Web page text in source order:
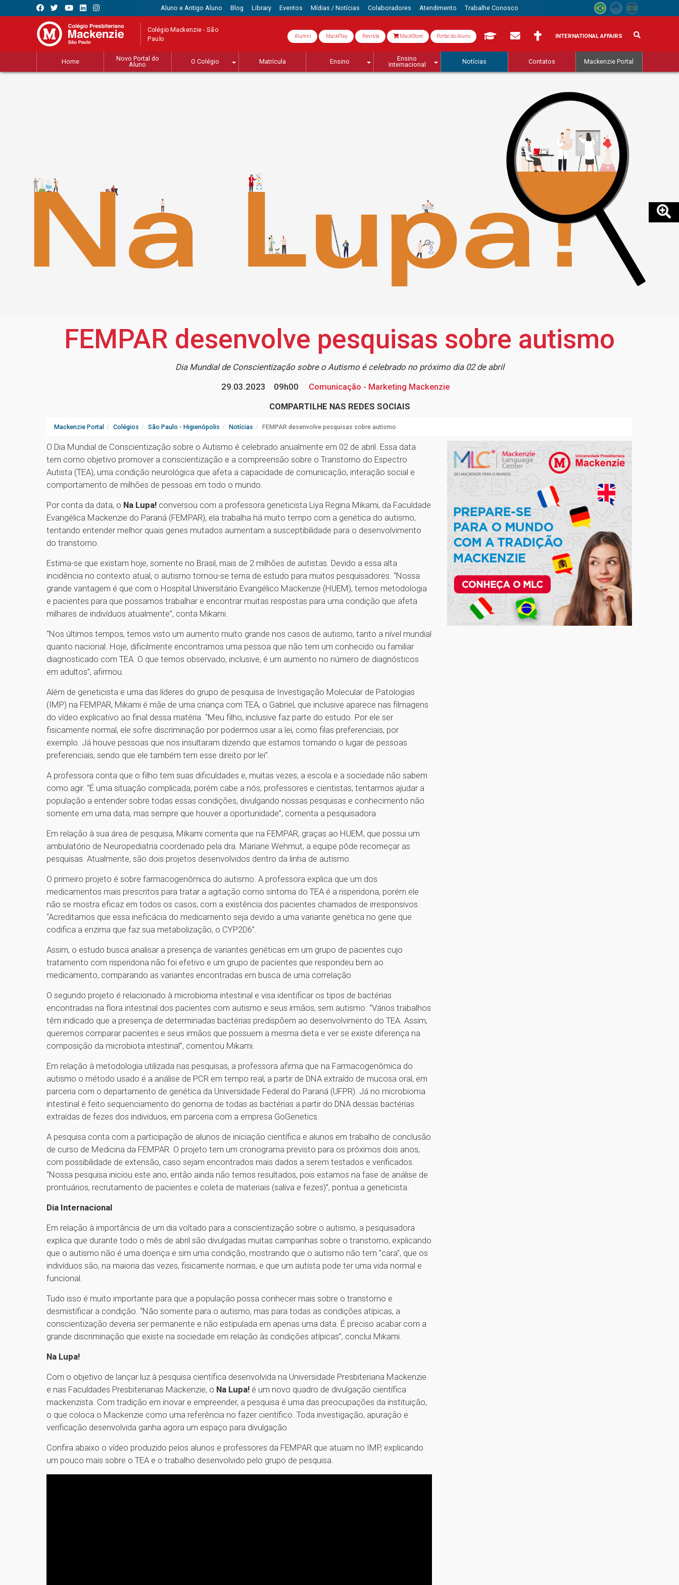
Aluno e Antigo Aluno Blog Library Eventos Mídias / Notícias Colaboradores Atendimento Trabalhe Conosco
Colégio Mackenzie - São
Paulo Alumni MackPlay Revista MackStore Portal do Aluno INTERNATIONAL AFFAIRS
Home
Novo Portal do
Aluno
O Colégio Matrícula Ensino
Ensino
Internacional
Notícias Contatos Mackenzie Portal
FEMPAR desenvolve pesquisas sobre autismo
Dia Mundial de Conscientização sobre o Autismo é celebrado no próximo dia 02 de abril
29.03.2023
09h00
Comunicação - Marketing Mackenzie
COMPARTILHE NAS REDES SOCIAIS
Mackenzie Portal Colégios São Paulo - Higienópolis Notícias FEMPAR desenvolve pesquisas sobre autismo
O Dia Mundial de Conscientização sobre o Autismo é celebrado anualmente em 02 de abril. Essa data
tem como objetivo promover a conscientização e a compreensão sobre o Transtorno do Espectro
Autista (TEA), uma condição neurológica que afeta a capacidade de comunicação, interação social e
comportamento de milhões de pessoas em todo o mundo.
Por conta da data, o Na Lupa! conversou com a professora geneticista Liya Regina Mikami, da Faculdade
Evangélica Mackenzie do Paraná (FEMPAR), ela trabalha há muito tempo com a genética do autismo,
tentando entender melhor quais genes mutados aumentam a susceptibilidade para o desenvolvimento
do transtorno.
Estima-se que existam hoje, somente no Brasil, mais de 2 milhões de autistas. Devido a essa alta
incidência no contexto atual, o autismo tornou-se tema de estudo para muitos pesquisadores. “Nossa
grande vantagem é que com o Hospital Universitário Evangélico Mackenzie (HUEM), temos metodologia
e pacientes para que possamos trabalhar e encontrar muitas respostas para uma condição que afeta
milhares de indivíduos atualmente”, conta Mikami.
“Nos últimos tempos, temos visto um aumento muito grande nos casos de autismo, tanto a nível mundial
quanto nacional. Hoje, dificilmente encontramos uma pessoa que não tem um conhecido ou familiar
diagnosticado com TEA. O que temos observado, inclusive, é um aumento no número de diagnósticos
em adultos”, afirmou.
Além de geneticista e uma das líderes do grupo de pesquisa de Investigação Molecular de Patologias
(IMP) na FEMPAR, Mikami é mãe de uma criança com TEA, o Gabriel, que inclusive aparece nas filmagens
do vídeo explicativo ao final dessa matéria. “Meu filho, inclusive faz parte do estudo. Por ele ser
fisicamente normal, ele sofre discriminação por podermos usar a lei, como filas preferenciais, por
exemplo. Já houve pessoas que nos insultaram dizendo que estamos tomando o lugar de pessoas
preferenciais, sendo que ele também tem esse direito por lei”.
A professora conta que o filho tem suas dificuldades e, muitas vezes, a escola e a sociedade não sabem
como agir. “É uma situação complicada, porém cabe a nós, professores e cientistas, tentarmos ajudar a
população a entender sobre todas essas condições, divulgando nossas pesquisas e conhecimento não
somente em uma data, mas sempre que houver a oportunidade”, comenta a pesquisadora.
Em relação à sua área de pesquisa, Mikami comenta que na FEMPAR, graças ao HUEM, que possui um
ambulatório de Neuropediatria coordenado pela dra. Mariane Wehmut, a equipe pôde recomeçar as
pesquisas. Atualmente, são dois projetos desenvolvidos dentro da linha de autismo.
O primeiro projeto é sobre farmacogenômica do autismo. A professora explica que um dos
medicamentos mais prescritos para tratar a agitação como sintoma do TEA é a risperidona, porém ele
não se mostra eficaz em todos os casos, com a existência dos pacientes chamados de irresponsivos.
“Acreditamos que essa ineficácia do medicamento seja devido a uma variante genética no gene que
codifica a enzima que faz sua metabolização, o CYP2D6”.
Assim, o estudo busca analisar a presença de variantes genéticas em um grupo de pacientes cujo
tratamento com risperidona não foi efetivo e um grupo de pacientes que respondeu bem ao
medicamento, comparando as variantes encontradas em busca de uma correlação.
O segundo projeto é relacionado à microbioma intestinal e visa identificar os tipos de bactérias
encontradas na flora intestinal dos pacientes com autismo e seus irmãos, sem autismo. “Vários trabalhos
têm indicado que a presença de determinadas bactérias predispõem ao desenvolvimento do TEA. Assim,
queremos comparar pacientes e seus irmãos que possuem a mesma dieta e ver se existe diferença na
composição da microbiota intestinal”, comentou Mikami.
Em relação à metodologia utilizada nas pesquisas, a professora afirma que na Farmacogenômica do
autismo o método usado é a análise de PCR em tempo real, a partir de DNA extraído de mucosa oral, em
parceria com o departamento de genética da Universidade Federal do Paraná (UFPR). Já no microbioma
intestinal é feito sequenciamento do genoma de todas as bactérias a partir do DNA dessas bactérias
extraídas de fezes dos individuos, em parceria com a empresa GoGenetics.
A pesquisa conta com a participação de alunos de iniciação científica e alunos em trabalho de conclusão
de curso de Medicina da FEMPAR. O projeto tem um cronograma previsto para os próximos dois anos,
com possibilidade de extensão, caso sejam encontrados mais dados a serem testados e verificados.
“Nossa pesquisa iniciou este ano, então ainda não temos resultados, pois estamos na fase de análise de
prontuários, recrutamento de pacientes e coleta de materiais (saliva e fezes)”, pontua a geneticista.
Dia Internacional
Em relação à importância de um dia voltado para a conscientização sobre o autismo, a pesquisadora
explica que durante todo o mês de abril são divulgadas muitas campanhas sobre o transtorno, explicando
que o autismo não é uma doença e sim uma condição, mostrando que o autismo não tem "cara", que os
indivíduos são, na maioria das vezes, fisicamente normais, e que um autista pode ter uma vida normal e
funcional.
Tudo isso é muito importante para que a população possa conhecer mais sobre o transtorno e
desmistificar a condição. “Não somente para o autismo, mas para todas as condições atípicas, a
conscientização deveria ser permanente e não estipulada em apenas uma data. É preciso acabar com a
grande discriminação que existe na sociedade em relação às condições atípicas”, conclui Mikami.
Na Lupa!
Com o objetivo de lançar luz à pesquisa científica desenvolvida na Universidade Presbiteriana Mackenzie
e nas Faculdades Presbiterianas Mackenzie, o Na Lupa! é um novo quadro de divulgação científica
mackenzista. Com tradição em inovar e empreender, a pesquisa é uma das preocupações da instituição,
o que coloca o Mackenzie como uma referência no fazer científico. Toda investigação, apuração e
verificação desenvolvida ganha agora um espaço para divulgação.
Confira abaixo o vídeo produzido pelos alunos e professores da FEMPAR que atuam no IMP, explicando
um pouco mais sobre o TEA e o trabalho desenvolvido pelo grupo de pesquisa.